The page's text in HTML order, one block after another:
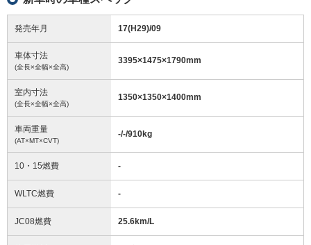
発売年月 17(H29)/09
車体寸法
(全長×全幅×全高)
3395×1475×1790mm
室内寸法
(全長×全幅×全高)
1350×1350×1400mm
車両重量
(AT×MT×CVT)
-/-/910kg
10・15燃費 -
WLTC燃費 -
JC08燃費 25.6km/L